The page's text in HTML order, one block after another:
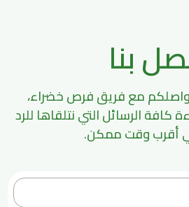
بنا
مع فريق فرص خضراء،
الرسائل التي نتلقاها للرد
أقرب وقت ممكن.